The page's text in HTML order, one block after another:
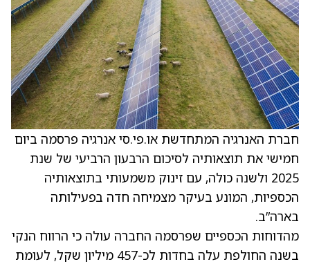
חברת האנרגיה המתחדשת או.פי.סי אנרגיה פרסמה ביום
חמישי את תוצאותיה לסיכום הרבעון הרביעי של שנת
2025 ולשנה כולה, עם זינוק משמעותי בתוצאותיה
הכספיות, המונע בעיקר מצמיחה חדה בפעילותה
בארה”ב.
מהדוחות הכספיים שפרסמה החברה עולה כי הרווח הנקי
בשנה החולפת עלה בחדות לכ-457 מיליון שקל, לעומת